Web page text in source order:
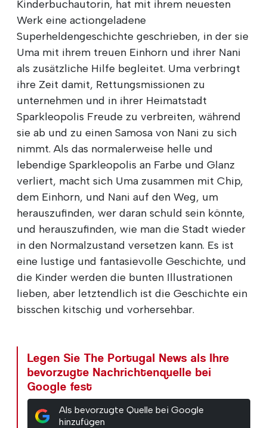
Kinderbuchautorin, hat mit ihrem neuesten
Werk eine actiongeladene
Superheldengeschichte geschrieben, in der sie
Uma mit ihrem treuen Einhorn und ihrer Nani
als zusätzliche Hilfe begleitet. Uma verbringt
ihre Zeit damit, Rettungsmissionen zu
unternehmen und in ihrer Heimatstadt
Sparkleopolis Freude zu verbreiten, während
sie ab und zu einen Samosa von Nani zu sich
nimmt. Als das normalerweise helle und
lebendige Sparkleopolis an Farbe und Glanz
verliert, macht sich Uma zusammen mit Chip,
dem Einhorn, und Nani auf den Weg, um
herauszufinden, wer daran schuld sein könnte,
und herauszufinden, wie man die Stadt wieder
in den Normalzustand versetzen kann. Es ist
eine lustige und fantasievolle Geschichte, und
die Kinder werden die bunten Illustrationen
lieben, aber letztendlich ist die Geschichte ein
bisschen kitschig und vorhersehbar.
Legen Sie The Portugal News als Ihre
bevorzugte Nachrichtenquelle bei
Google fest
Als bevorzugte Quelle bei Google
hinzufügen